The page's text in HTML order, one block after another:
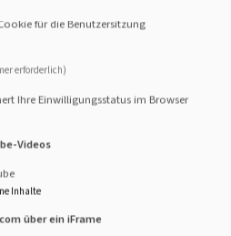
Wirbelstürmen und
können. Sie sind den
ausgesetzt. Ihr tägliches
zehn Jahren oder morgen,
www.brot-fuer-die-
spenden.php
für Klimagerechtigkeit
Arbeit gemacht. Unsere
für die Benutzersitzung
erforderlich)
Ihre Einwilligungsstatus im Browser
Videos
Inhalte
über ein iFrame